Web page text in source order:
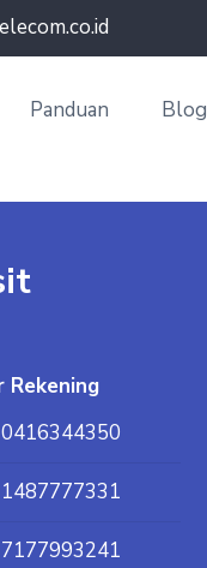
Panduan Blog
Rekening
0416344350
1487777331
7177993241